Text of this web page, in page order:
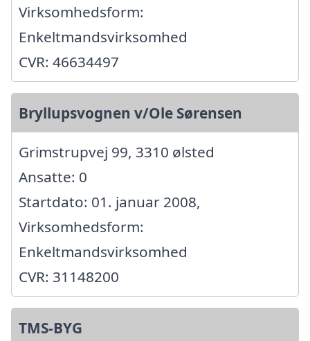
Virksomhedsform:
Enkeltmandsvirksomhed
CVR: 46634497
Bryllupsvognen v/Ole Sørensen
Grimstrupvej 99, 3310 ølsted
Ansatte: 0
Startdato: 01. januar 2008,
Virksomhedsform:
Enkeltmandsvirksomhed
CVR: 31148200
TMS-BYG